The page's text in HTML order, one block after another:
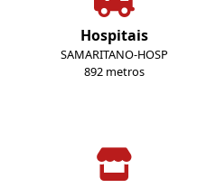
Hospitais
SAMARITANO-HOSP
892 metros